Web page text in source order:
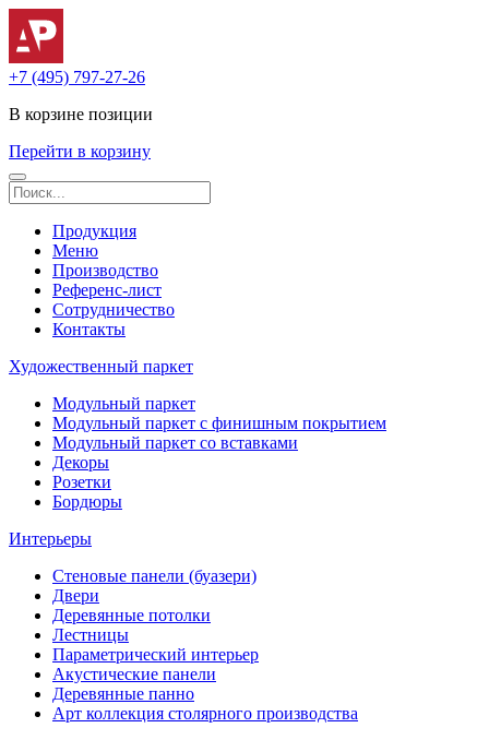
+7 (495) 797-27-26
В корзине позиции
Перейти в корзину
Продукция
Меню
Производство
Референс-лист
Сотрудничество
Контакты
Художественный паркет
Модульный паркет
Модульный паркет с финишным покрытием
Модульный паркет со вставками
Декоры
Розетки
Бордюры
Интерьеры
Стеновые панели (буазери)
Двери
Деревянные потолки
Лестницы
Параметрический интерьер
Акустические панели
Деревянные панно
Арт коллекция столярного производства